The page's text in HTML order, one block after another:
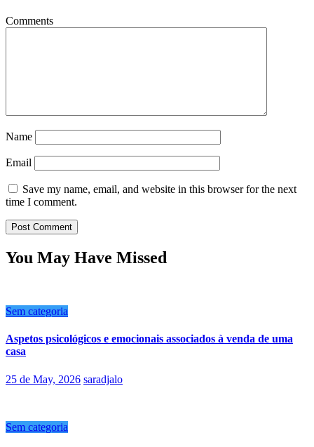
Comments
Name
Email
Save my name, email, and website in this browser for the next
time I comment.
You May Have Missed
Sem categoria
Aspetos psicológicos e emocionais associados à venda de uma
casa
25 de May, 2026 saradjalo
Sem categoria